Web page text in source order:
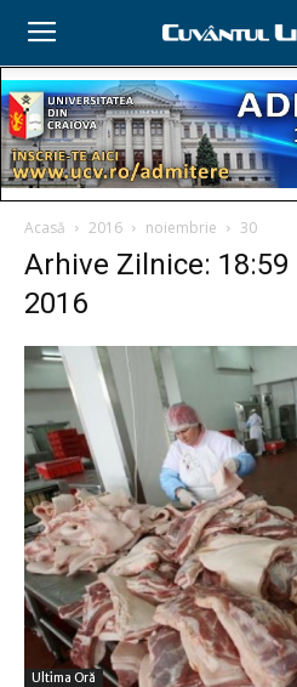
Acasă 2016 noiembrie 30
Arhive Zilnice:
2016
Ultima Oră